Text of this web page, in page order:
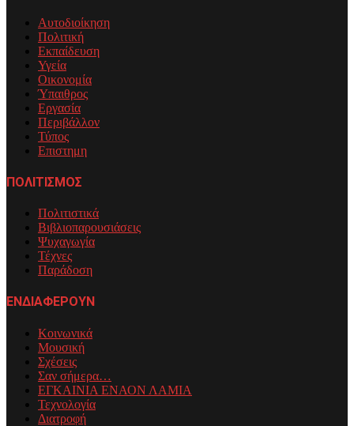
Αυτοδιοίκηση
Πολιτική
Εκπαίδευση
Υγεία
Οικονομία
Ύπαιθρος
Εργασία
Περιβάλλον
Τύπος
Επιστημη
ΠΟΛΙΤΙΣΜΟΣ
Πολιτιστικά
Βιβλιοπαρουσιάσεις
Ψυχαγωγία
Τέχνες
Παράδοση
ΕΝΔΙΑΦΕΡΟΥΝ
Κοινωνικά
Μουσική
Σχέσεις
Σαν σήμερα…
ΕΓΚΑΙΝΙΑ ΕΝΑΟΝ ΛΑΜΙΑ
Τεχνολογία
Διατροφή